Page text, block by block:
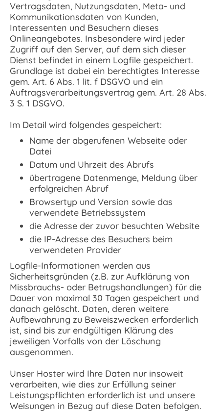
Vertragsdaten, Nutzungsdaten, Meta- und
Kommunikationsdaten von Kunden,
Interessenten und Besuchern dieses
Onlineangebotes. Insbesondere wird jeder
Zugriff auf den Server, auf dem sich dieser
Dienst befindet in einem Logfile gespeichert.
Grundlage ist dabei ein berechtigtes Interesse
gem. Art. 6 Abs. 1 lit. f DSGVO und ein
Auftragsverarbeitungsvertrag gem. Art. 28 Abs.
3 S. 1 DSGVO.
Im Detail wird folgendes gespeichert:
Name der abgerufenen Webseite oder
Datei
Datum und Uhrzeit des Abrufs
übertragene Datenmenge, Meldung über
erfolgreichen Abruf
Browsertyp und Version sowie das
verwendete Betriebssystem
die Adresse der zuvor besuchten Website
die IP-Adresse des Besuchers beim
verwendeten Provider
Logfile-Informationen werden aus
Sicherheitsgründen (z.B. zur Aufklärung von
Missbrauchs- oder Betrugshandlungen) für die
Dauer von maximal 30 Tagen gespeichert und
danach gelöscht. Daten, deren weitere
Aufbewahrung zu Beweiszwecken erforderlich
ist, sind bis zur endgültigen Klärung des
jeweiligen Vorfalls von der Löschung
ausgenommen.
Unser Hoster wird Ihre Daten nur insoweit
verarbeiten, wie dies zur Erfüllung seiner
Leistungspflichten erforderlich ist und unsere
Weisungen in Bezug auf diese Daten befolgen.